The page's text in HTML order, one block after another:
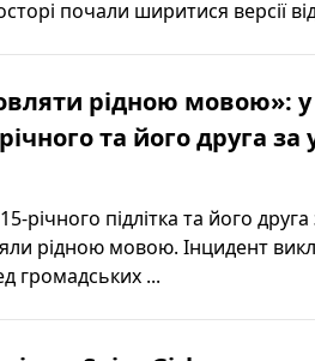
почали ширитися версії
рідною мовою»:
та його друга за
підлітка та його друга
рідною мовою. Інцидент
громадських ...